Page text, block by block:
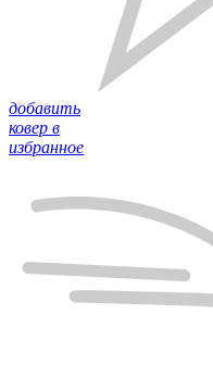
добавить
ковер в
избранное